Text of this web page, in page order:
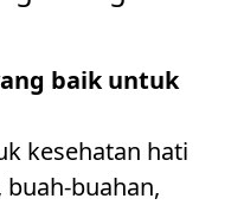
baik untuk
kesehatan hati
buahan,